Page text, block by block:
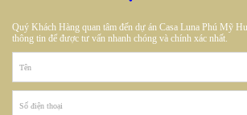
Quý Khách Hàng quan tâm đến dự án Casa Luna Phú Mỹ
thông tin để được tư vấn nhanh chóng và chính xác nhất.